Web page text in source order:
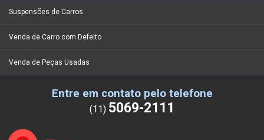
Suspensões de Carros
Venda de Carro com Defeito
Venda de Peças Usadas
Entre em contato pelo telefone
(11) 5069-2111